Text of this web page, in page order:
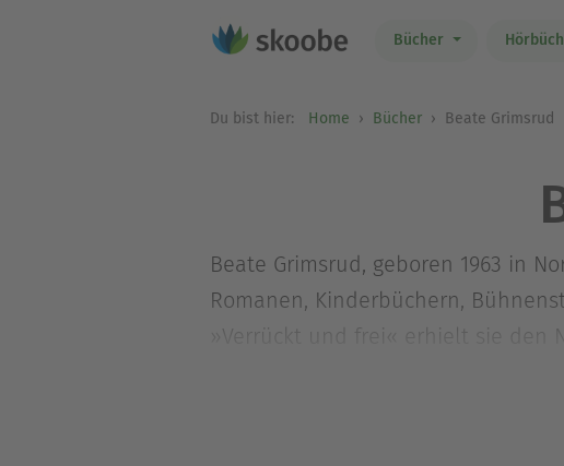
Bücher
Du bist hier: Home Bücher Beate Grimsrud
Beate Grimsrud, geboren 1963 in
Romanen, Kinderbüchern,
»Verrückt und frei« erhielt sie den